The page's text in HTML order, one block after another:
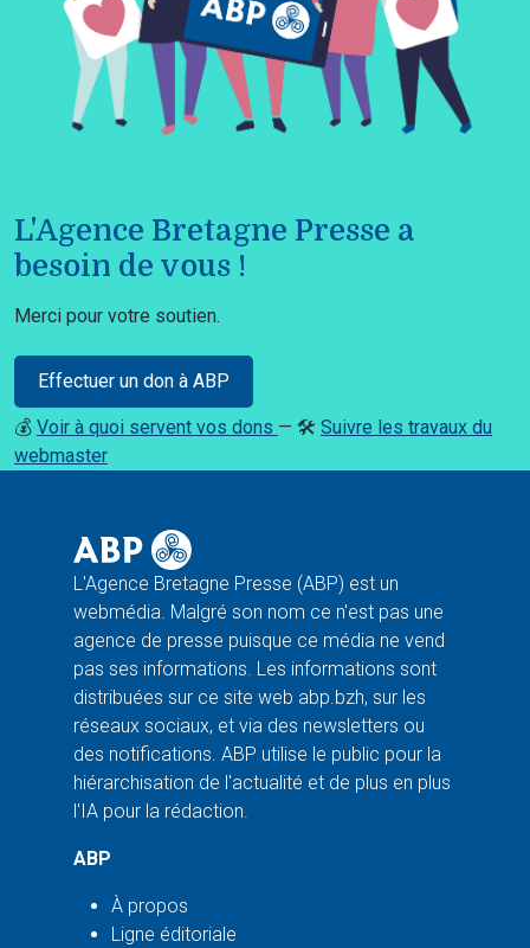
L'Agence Bretagne Presse a
besoin de vous !
Merci pour votre soutien.
Effectuer un don à ABP
💰 Voir à quoi servent vos dons — 🛠️ Suivre les travaux du
webmaster
L'Agence Bretagne Presse (ABP) est un
webmédia. Malgré son nom ce n'est pas une
agence de presse puisque ce média ne vend
pas ses informations. Les informations sont
distribuées sur ce site web abp.bzh, sur les
réseaux sociaux, et via des newsletters ou
des notifications. ABP utilise le public pour la
hiérarchisation de l'actualité et de plus en plus
l'IA pour la rédaction.
ABP
À propos
Ligne éditoriale